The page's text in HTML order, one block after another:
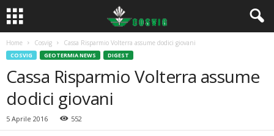
Home Cosvig Cassa Risparmio Volterra assume dodici giovani
COSVIG GEOTERMIA NEWS DIGEST
Cassa Risparmio Volterra assume
dodici giovani
5 Aprile 2016 552